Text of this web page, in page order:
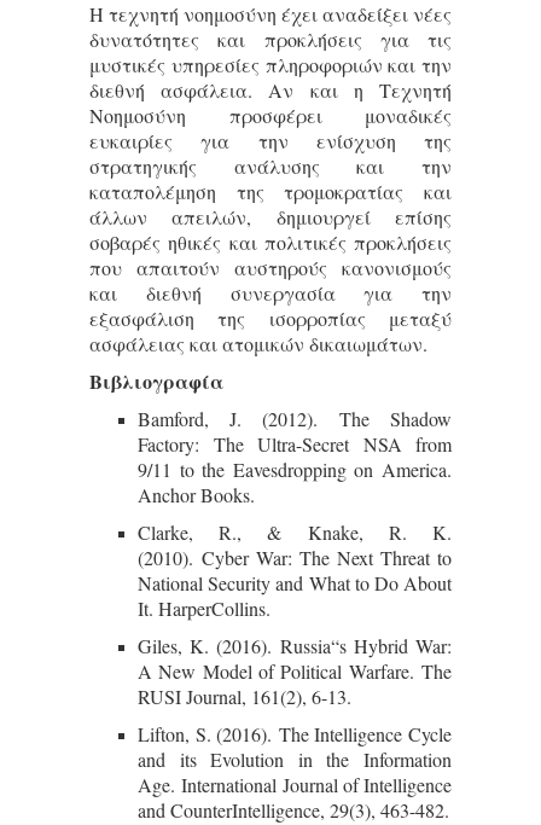
Η τεχνητή νοημοσύνη έχει αναδείξει νέες
δυνατότητες και προκλήσεις για τις
μυστικές υπηρεσίες πληροφοριών και την
διεθνή ασφάλεια. Αν και η Τεχνητή
Νοημοσύνη προσφέρει μοναδικές
ευκαιρίες για την ενίσχυση της
στρατηγικής ανάλυσης και την
καταπολέμηση της τρομοκρατίας και
άλλων απειλών, δημιουργεί επίσης
σοβαρές ηθικές και πολιτικές προκλήσεις
που απαιτούν αυστηρούς κανονισμούς
και διεθνή συνεργασία για την
εξασφάλιση της ισορροπίας μεταξύ
ασφάλειας και ατομικών δικαιωμάτων.
Βιβλιογραφία
Bamford, J. (2012). The Shadow
Factory: The Ultra-Secret NSA from
9/11 to the Eavesdropping on America.
Anchor Books.
Clarke, R., & Knake, R. K.
(2010). Cyber War: The Next Threat to
National Security and What to Do About
It. HarperCollins.
Giles, K. (2016). Russia“s Hybrid War:
A New Model of Political Warfare. The
RUSI Journal, 161(2), 6-13.
Lifton, S. (2016). The Intelligence Cycle
and its Evolution in the Information
Age. International Journal of Intelligence
and CounterIntelligence, 29(3), 463-482.